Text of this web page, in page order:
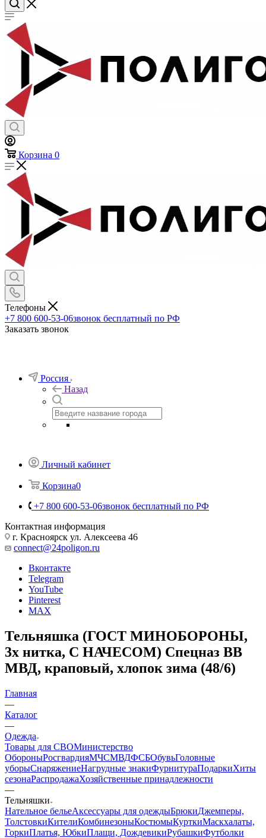
Корзина 0
Телефоны
+7 800 600-53-06звонок бесплатный по РФ
Заказать звонок
Россия
Назад
Личный кабинет
Корзина0
+7 800 600-53-06звонок бесплатный по РФ
Контактная информация
г. Красноярск ул. Алексеева 46
connect@24poligon.ru
Вконтакте
Telegram
YouTube
Pinterest
MAX
Тельняшка (ГОСТ МИНОБОРОНЫ,
3х нитка, С НАЧЕСОМ) Спецназ ВВ
МВД, краповый, хлопок зима (48/6)
Главная
—
Каталог
—
Одежда
Товары для СВОМинистерство
ОбороныРосгвардияМЧСМВДФСБОбувьГоловные
уборыСнаряжениеНагрудные знакиФурнитураПодаркиХиты
сезонаРаспродажаХозяйственные принадлежности
—
Тельняшки
Нательное бельеАксессуары для одеждыБрюкиДжемперы,
ТолстовкиКителиКомбинезоныКостюмыКурткиМаскхалаты,
ГоркиПлатья, ЮбкиПлащи, ДождевикиРубашкиФутболки